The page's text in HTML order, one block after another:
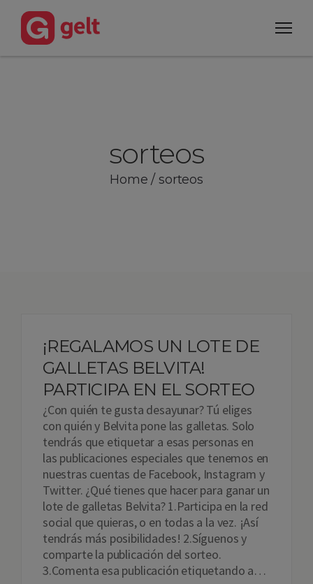
sorteos
Home / sorteos
¡REGALAMOS UN LOTE DE
GALLETAS BELVITA!
PARTICIPA EN EL SORTEO
¿Con quién te gusta desayunar? Tú eliges
con quién y Belvita pone las galletas. Solo
tendrás que etiquetar a esas personas en
las publicaciones especiales que tenemos en
nuestras cuentas de Facebook, Instagram y
Twitter. ¿Qué tienes que hacer para ganar un
lote de galletas Belvita? 1.Participa en la red
social que quieras, o en todas a la vez. ¡Así
tendrás más posibilidades! 2.Síguenos y
comparte la publicación del sorteo.
3.Comenta esa publicación etiquetando a…